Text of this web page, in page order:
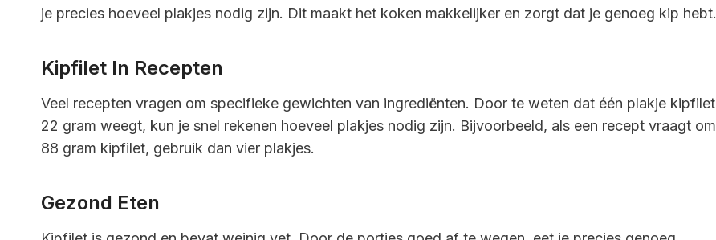
je precies hoeveel plakjes nodig zijn. Dit maakt het koken makkelijker en zorgt dat je genoeg kip hebt.
Kipfilet In Recepten
Veel recepten vragen om specifieke gewichten van ingrediënten. Door te weten dat één plakje kipfilet
22 gram weegt, kun je snel rekenen hoeveel plakjes nodig zijn. Bijvoorbeeld, als een recept vraagt om
88 gram kipfilet, gebruik dan vier plakjes.
Gezond Eten